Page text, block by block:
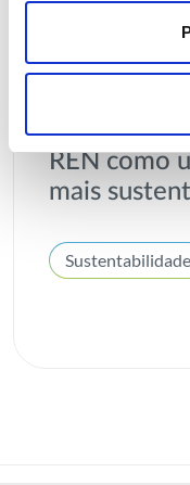
Revista
REN como
mais
Sustentabilidade